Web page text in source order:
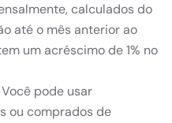
calculados do
até o mês anterior ao
um acréscimo de 1% no
Você pode usar
ou comprados de